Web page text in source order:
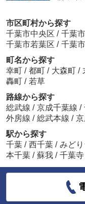
市区町村から探す
千葉市中央区 / 千葉
千葉市若葉区 / 千葉
町名から探す
幸町 / 都町 / 大森町 /
轟町 / 若草
路線から探す
総武線 / 京成千葉線 /
外房線 / 総武本線 /
駅から探す
千葉 / 西千葉 / みどり
本千葉 / 蘇我 / 千葉寺